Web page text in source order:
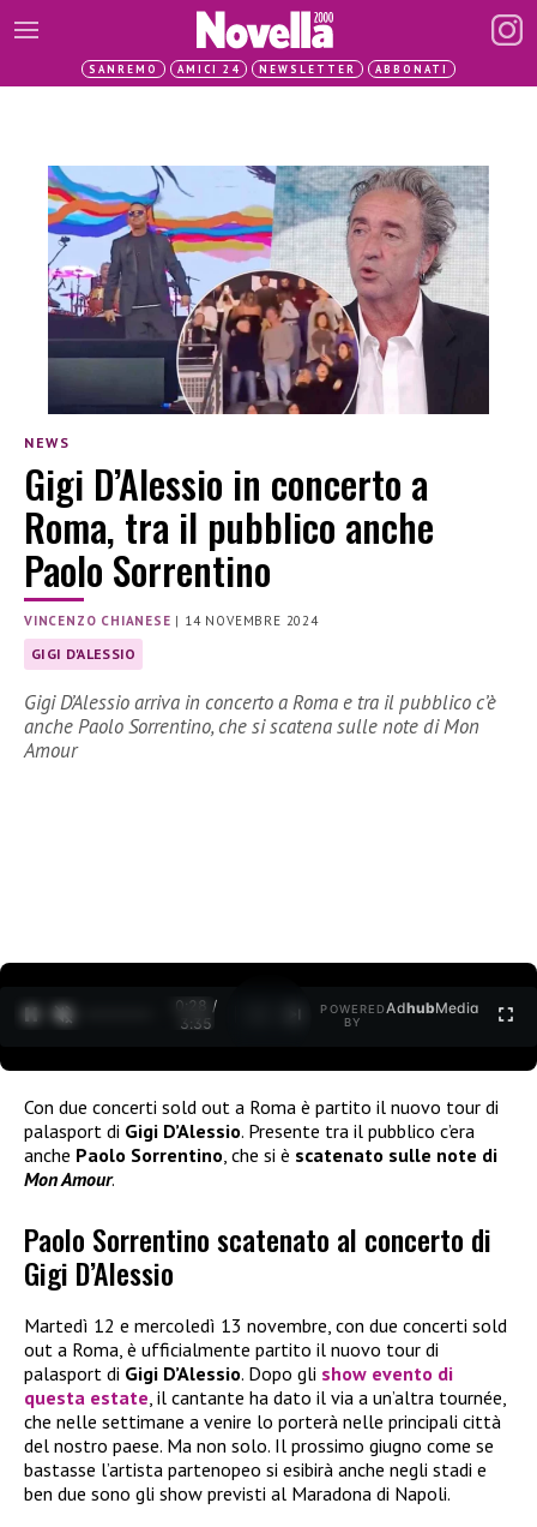
SANREMO AMICI 24 NEWSLETTER ABBONATI
NEWS
Gigi D’Alessio in concerto a
Roma, tra il pubblico anche
Paolo Sorrentino
VINCENZO CHIANESE | 14 NOVEMBRE 2024
GIGI D'ALESSIO
Gigi D’Alessio arriva in concerto a Roma e tra il pubblico c’è
anche Paolo Sorrentino, che si scatena sulle note di Mon
Amour
0:29 /
3:35
POWERED
BY
AdhubMedia
Con due concerti sold out a Roma è partito il nuovo tour di
palasport di Gigi D’Alessio. Presente tra il pubblico c’era
anche Paolo Sorrentino , che si è scatenato sulle note di
Mon Amour.
Paolo Sorrentino scatenato al concerto di
Gigi D’Alessio
Martedì 12 e mercoledì 13 novembre, con due concerti sold
out a Roma, è ufficialmente partito il nuovo tour di
palasport di Gigi D’Alessio. Dopo gli show evento di
questa estate, il cantante ha dato il via a un’altra tournée,
che nelle settimane a venire lo porterà nelle principali città
del nostro paese. Ma non solo. Il prossimo giugno come se
bastasse l’artista partenopeo si esibirà anche negli stadi e
ben due sono gli show previsti al Maradona di Napoli.